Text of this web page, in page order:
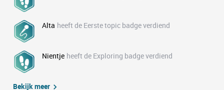
Alta heeft de Eerste topic badge verdiend
Nientje heeft de Exploring badge verdiend
Bekijk meer